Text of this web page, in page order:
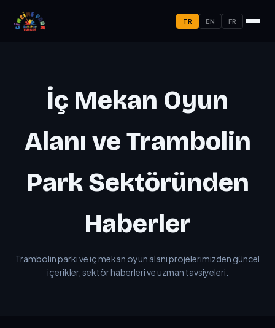
TR EN FR
İç Mekan Oyun
Alanı ve Trambolin
Park Sektöründen
Haberler
Trambolin parkı ve iç mekan oyun alanı projelerimizden güncel
içerikler, sektör haberleri ve uzman tavsiyeleri.